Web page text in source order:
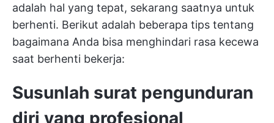
adalah hal yang tepat, sekarang saatnya untuk
berhenti. Berikut adalah beberapa tips tentang
bagaimana Anda bisa menghindari rasa kecewa
saat berhenti bekerja:
Susunlah surat pengunduran
diri yang profesional